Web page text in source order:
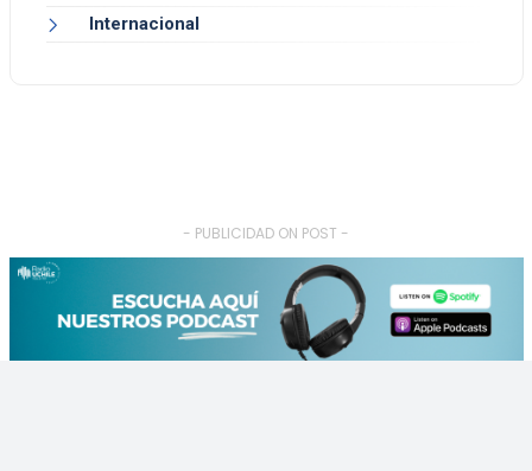
Internacional
- PUBLICIDAD ON POST -